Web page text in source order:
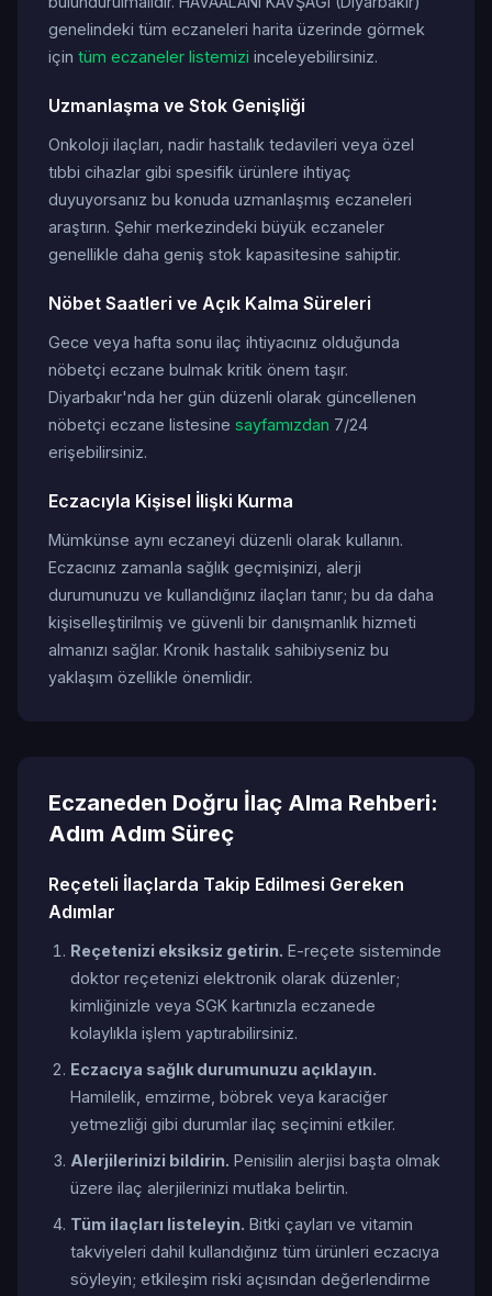
genelindeki tüm eczaneleri harita üzerinde görmek
için tüm eczaneler listemizi inceleyebilirsiniz.
Uzmanlaşma ve Stok Genişliği
Onkoloji ilaçları, nadir hastalık tedavileri veya özel
tıbbi cihazlar gibi spesifik ürünlere ihtiyaç
duyuyorsanız bu konuda uzmanlaşmış eczaneleri
araştırın. Şehir merkezindeki büyük eczaneler
genellikle daha geniş stok kapasitesine sahiptir.
Nöbet Saatleri ve Açık Kalma Süreleri
Gece veya hafta sonu ilaç ihtiyacınız olduğunda
nöbetçi eczane bulmak kritik önem taşır.
Diyarbakır'nda her gün düzenli olarak güncellenen
nöbetçi eczane listesine sayfamızdan 7/24
erişebilirsiniz.
Eczacıyla Kişisel İlişki Kurma
Mümkünse aynı eczaneyi düzenli olarak kullanın.
Eczacınız zamanla sağlık geçmişinizi, alerji
durumunuzu ve kullandığınız ilaçları tanır; bu da daha
kişiselleştirilmiş ve güvenli bir danışmanlık hizmeti
almanızı sağlar. Kronik hastalık sahibiyseniz bu
yaklaşım özellikle önemlidir.
Eczaneden Doğru İlaç Alma Rehberi:
Adım Adım Süreç
Reçeteli İlaçlarda Takip Edilmesi Gereken
Adımlar
Reçetenizi eksiksiz getirin. E-reçete sisteminde
doktor reçetenizi elektronik olarak düzenler;
kimliğinizle veya SGK kartınızla eczanede
kolaylıkla işlem yaptırabilirsiniz.
Eczacıya sağlık durumunuzu açıklayın.
Hamilelik, emzirme, böbrek veya karaciğer
yetmezliği gibi durumlar ilaç seçimini etkiler.
Alerjilerinizi bildirin. Penisilin alerjisi başta olmak
üzere ilaç alerjilerinizi mutlaka belirtin.
Tüm ilaçları listeleyin. Bitki çayları ve vitamin
takviyeleri dahil kullandığınız tüm ürünleri eczacıya
söyleyin; etkileşim riski açısından değerlendirme